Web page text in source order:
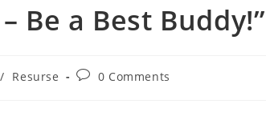
Be a Best
/ Resurse
Post0 Comments